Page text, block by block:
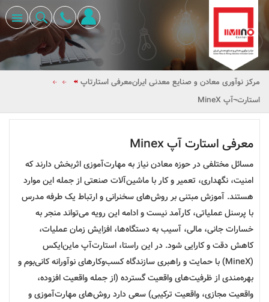
مرکز نوآوری معادن و صنایع معدنی ایرانمعرفی استارتاپ
استارت¬آپ MineX
معرفی استارت آپ Minex
مسائل مختلفی در حوزه معادن نیاز به مهارت‌آموزی اثربخش دارند که
امنیت، نگهداری، تعمیر و کار با ماشین‌‌آلات صنعتی از جمله این موارد
هستند. آموزش مبتنی بر روش‌های سخنرانی و ارتباط یک طرفه مدرس
با پرسنل عملیاتی، کارآمد نیست و ادامه این رویه می‌تواند منجر به
خسارات جانی، مالی، آسیب به دستگاه‌ها، افزایش زمان عملیات،
کاهش دقت و کارایی شود. در این راستا، استارت‌آپ ماین‌ایکس
(MineX) با حمایت و راهبری سازندگاه‌ کسب‌وکارهای نوآورانه کانی‌بوم و
بهره‌مندی از ظرفیت‌‌های واقعیت گسترده (از جمله واقعیت افزوده،
واقعیت مجازی، واقعیت ترکیبی) سعی دارد روش‌های مهارت‌آموزی و